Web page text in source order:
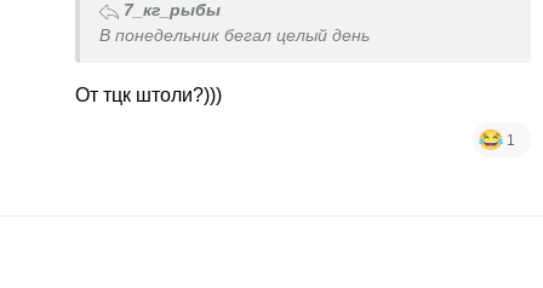
7_кг_рыбы
В понедельник бегал целый день
От тцк штоли?)))
1